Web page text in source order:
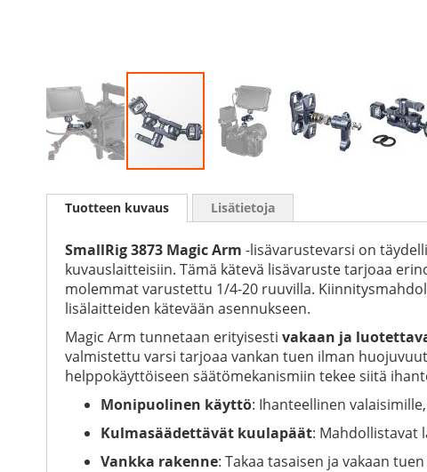
to
images
gallery
Tuotteen kuvaus
SmallRig 3873 Magic Arm -lisävarustevarsi on
kuvauslaitteisiin. Tämä kätevä lisävaruste tarjoaa
molemmat varustettu 1/4-20 ruuvilla.
lisälaitteiden kätevään asennukseen.
Magic Arm tunnetaan erityisesti vakaan ja
valmistettu varsi tarjoaa vankan tuen ilman
helppokäyttöiseen säätömekanismiin tekee siitä
Monipuolinen käyttö: Ihanteellinen
Kulmasäädettävät kuulapäät: Mahdollistavat
Vankka rakenne: Takaa tasaisen ja vakaan
Lisätietoja